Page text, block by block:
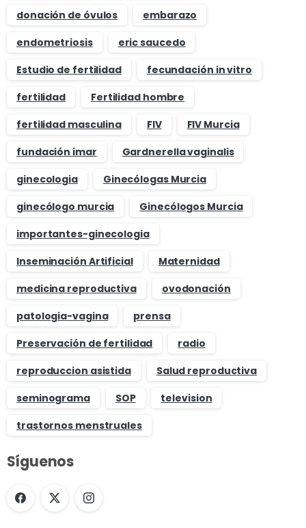
donación de óvulos
embarazo
endometriosis
eric saucedo
Estudio de fertilidad
fecundación in vitro
fertilidad
Fertilidad hombre
fertilidad masculina
FIV
FIV Murcia
fundación imar
Gardnerella vaginalis
ginecologia
Ginecólogas Murcia
ginecólogo murcia
Ginecólogos Murcia
importantes-ginecologia
Inseminación Artificial
Maternidad
medicina reproductiva
ovodonación
patologia-vagina
prensa
Preservación de fertilidad
radio
reproduccion asistida
Salud reproductiva
seminograma
SOP
television
trastornos menstruales
Síguenos